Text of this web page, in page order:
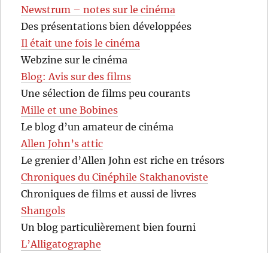
Newstrum – notes sur le cinéma
Des présentations bien développées
Il était une fois le cinéma
Webzine sur le cinéma
Blog: Avis sur des films
Une sélection de films peu courants
Mille et une Bobines
Le blog d’un amateur de cinéma
Allen John’s attic
Le grenier d’Allen John est riche en trésors
Chroniques du Cinéphile Stakhanoviste
Chroniques de films et aussi de livres
Shangols
Un blog particulièrement bien fourni
L’Alligatographe